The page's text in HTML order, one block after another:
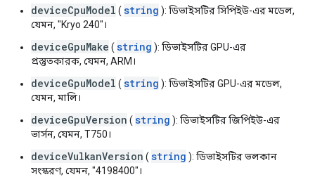
deviceCpuModel ( string ): ডিভাইসটির সিপিইউ-এর মডেল,
যেমন, "Kryo 240"।
deviceGpuMake ( string ): ডিভাইসটির GPU-এর
প্রস্তুতকারক, যেমন, ARM।
deviceGpuModel ( string ): ডিভাইসটির GPU-এর মডেল,
যেমন, মালি।
deviceGpuVersion ( string ): ডিভাইসটির জিপিইউ-এর
ভার্সন, যেমন, T750।
deviceVulkanVersion ( string ): ডিভাইসটির ভলকান
সংস্করণ, যেমন, "4198400"।